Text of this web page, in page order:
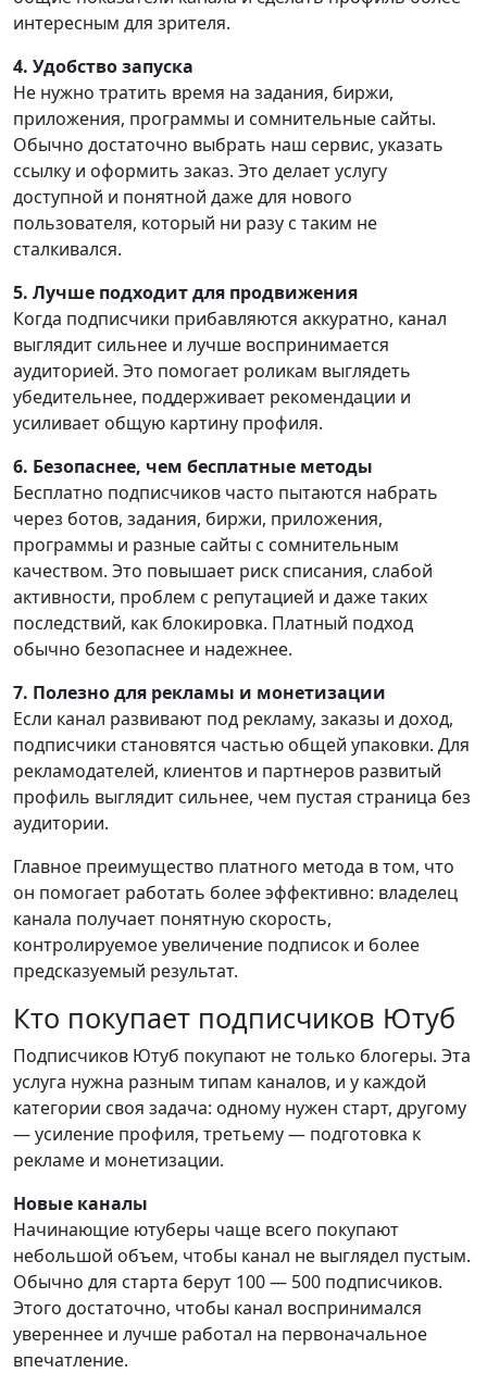
интересным для зрителя.
4. Удобство запуска
Не нужно тратить время на задания, биржи,
приложения, программы и сомнительные сайты.
Обычно достаточно выбрать наш сервис, указать
ссылку и оформить заказ. Это делает услугу
доступной и понятной даже для нового
пользователя, который ни разу с таким не
сталкивался.
5. Лучше подходит для продвижения
Когда подписчики прибавляются аккуратно, канал
выглядит сильнее и лучше воспринимается
аудиторией. Это помогает роликам выглядеть
убедительнее, поддерживает рекомендации и
усиливает общую картину профиля.
6. Безопаснее, чем бесплатные методы
Бесплатно подписчиков часто пытаются набрать
через ботов, задания, биржи, приложения,
программы и разные сайты с сомнительным
качеством. Это повышает риск списания, слабой
активности, проблем с репутацией и даже таких
последствий, как блокировка. Платный подход
обычно безопаснее и надежнее.
7. Полезно для рекламы и монетизации
Если канал развивают под рекламу, заказы и доход,
подписчики становятся частью общей упаковки. Для
рекламодателей, клиентов и партнеров развитый
профиль выглядит сильнее, чем пустая страница без
аудитории.
Главное преимущество платного метода в том, что
он помогает работать более эффективно: владелец
канала получает понятную скорость,
контролируемое увеличение подписок и более
предсказуемый результат.
Кто покупает подписчиков Ютуб
Подписчиков Ютуб покупают не только блогеры. Эта
услуга нужна разным типам каналов, и у каждой
категории своя задача: одному нужен старт, другому
— усиление профиля, третьему — подготовка к
рекламе и монетизации.
Новые каналы
Начинающие ютуберы чаще всего покупают
небольшой объем, чтобы канал не выглядел пустым.
Обычно для старта берут 100 — 500 подписчиков.
Этого достаточно, чтобы канал воспринимался
увереннее и лучше работал на первоначальное
впечатление.